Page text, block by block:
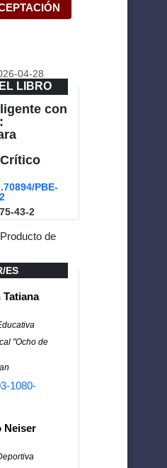
04-28
LIBRO
con
PBE-
43-2
de
ES
"Ocho de
1080-
Neiser